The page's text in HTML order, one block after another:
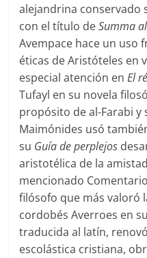
alejandrina conservado
con el título deSumma
Avempace hace un uso
éticas de Aristóteles en
especial atención enEl
Tufayl en su novela
propósito de al-Farabi y
Maimónides usó
su Guía de perplejos
aristotélica de la
mencionado
filósofo que más valoró
cordobés Averroes en
traducida al latín,
escolástica cristiana,